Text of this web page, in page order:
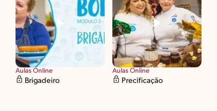
Aulas Online
Brigadeiro
Aulas Online
Precificação